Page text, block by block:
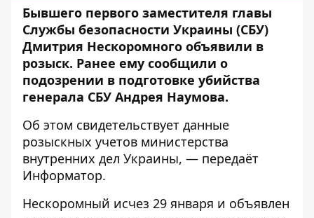
Бывшего первого заместителя главы
Службы безопасности Украины (СБУ)
Дмитрия Нескоромного объявили в
розыск. Ранее ему сообщили о
подозрении в подготовке убийства
генерала СБУ Андрея Наумова.
Об этом свидетельствует данные
розыскных учетов министерства
внутренних дел Украины, — передаёт
Информатор.
Нескоромный исчез 29 января и объявлен